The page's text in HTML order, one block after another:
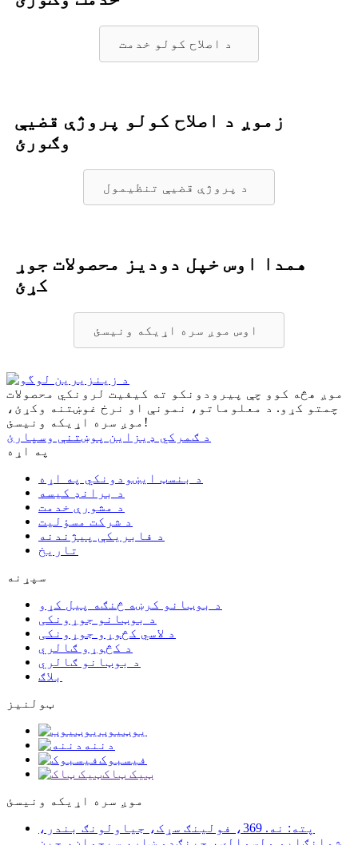
د اصلاح کولو خدمت
زموږ د اصلاح کولو پروژې قضیې
وګورئ
د پروژې قضیې تنظیمول
همدا اوس خپل دودیز محصولات جوړ
کړئ
اوس موږ سره اړیکه ونیسئ
موږ هڅه کوو چې پیرودونکو ته کیفیت لرونکي محصولات
چمتو کړو. د معلوماتو، نمونې او نرخ غوښتنه وکړئ،
موږ سره اړیکه ونیسئ!
د ګمرکي ډیزاین پوښتنې وسپارئ
په اړه
د بنسټ ایښودونکي په اړه
د برانډ کیسه
د مشورې خدمت
د شرکت مسؤلیت
د فابریکې پیژندنه
تاریخ
سپړنه
د بوټانو کرښه څنګه پیل کړو
د بوټانو جوړونکی
د لاسي کڅوړو جوړونکی
د کڅوړو ګالري
د بوټانو ګالري
بلاګ
ټولنیز
یوټیوب
دننه
فیسبوک
ټیک ټاک
موږ سره اړیکه ونیسئ
پته: نه. 369، فولینګ سړک، جیاولونګ بندر،